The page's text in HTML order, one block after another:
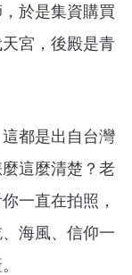
於是集資購買
宮，後殿是青
都是出自台灣
這麼清楚？老
一直在拍照，
海風、信仰一